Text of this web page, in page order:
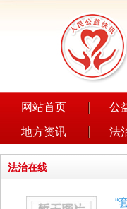
网站首页 公
地方资讯 法
法治在线
“